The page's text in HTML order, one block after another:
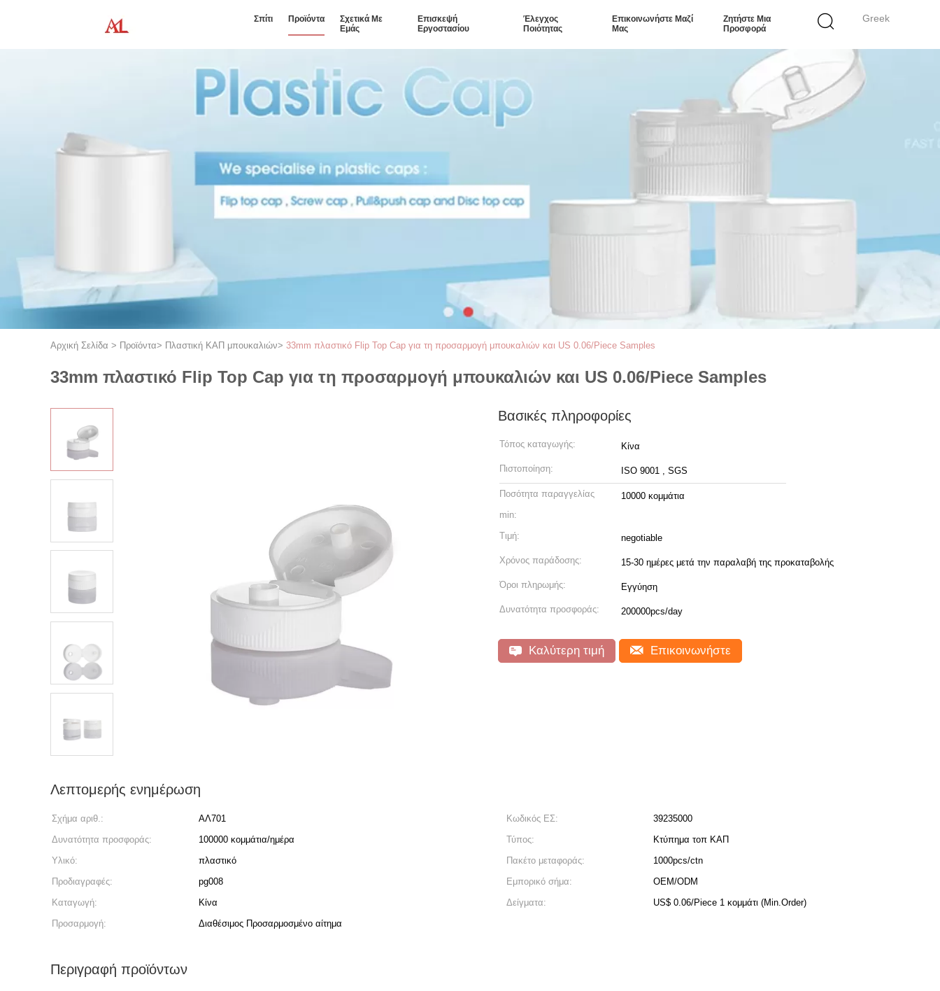
Greek
Σπίτι Προϊόντα
Σχετικά Με
Εμάς
Επισκεψή
Εργοστασίου
Έλεγχος
Ποιότητας
Επικοινωνήστε Μαζί
Μας
Ζητήστε Μια
Προσφορά
Αρχική Σελίδα > Προϊόντα> Πλαστική ΚΑΠ μπουκαλιών> 33mm πλαστικό Flip Top Cap για τη προσαρμογή μπουκαλιών και US 0.06/Piece Samples
33mm πλαστικό Flip Top Cap για τη προσαρμογή μπουκαλιών και US 0.06/Piece Samples
Βασικές πληροφορίες
Τόπος καταγωγής: Κίνα
Πιστοποίηση: ISO 9001 , SGS
Ποσότητα παραγγελίας
min:
10000 κομμάτια
Τιμή: negotiable
Χρόνος παράδοσης: 15-30 ημέρες μετά την παραλαβή της προκαταβολής
Όροι πληρωμής: Εγγύηση
Δυνατότητα προσφοράς: 200000pcs/day
Καλύτερη τιμή Επικοινωνήστε
Λεπτομερής ενημέρωση
Σχήμα αριθ.: ΑΛ701 Κωδικός ΕΣ:
39235000
Δυνατότητα προσφοράς:
100000 κομμάτια/ημέρα Τύπος:
Κτύπημα τοπ ΚΑΠ
Υλικό:
πλαστικό Πακέτο μεταφοράς:
1000pcs/ctn
Προδιαγραφές:
pg008 Εμπορικό σήμα:
OEM/ODM
Καταγωγή:
Κίνα Δείγματα:
US$ 0.06/Piece 1 κομμάτι (Min.Order)
Προσαρμογή:
Διαθέσιμος Προσαρμοσμένο αίτημα
Περιγραφή προϊόντων